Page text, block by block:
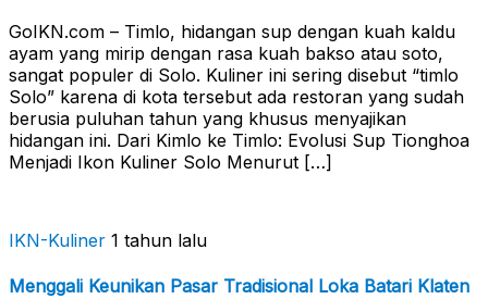
GoIKN.com – Timlo, hidangan sup dengan kuah kaldu
ayam yang mirip dengan rasa kuah bakso atau soto,
sangat populer di Solo. Kuliner ini sering disebut “timlo
Solo” karena di kota tersebut ada restoran yang sudah
berusia puluhan tahun yang khusus menyajikan
hidangan ini. Dari Kimlo ke Timlo: Evolusi Sup Tionghoa
Menjadi Ikon Kuliner Solo Menurut […]
IKN-Kuliner 1 tahun lalu
Menggali Keunikan Pasar Tradisional Loka Batari Klaten